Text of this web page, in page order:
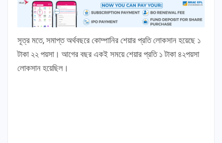
সূত্র মতে, সমাপ্ত অর্থবছরে কোম্পানির শেয়ার প্রতি লোকসান হয়েছে ১
টাকা ২২ পয়সা। আগের বছর একই সময়ে শেয়ার প্রতি ১ টাকা ৪২পয়সা
লোকসান হয়েছিল।